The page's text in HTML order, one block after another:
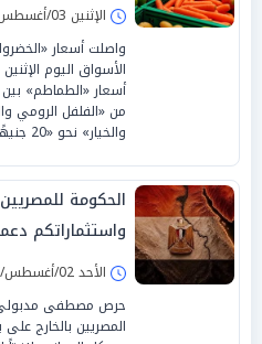
الإثنين 03/أغسطس/2026 - 08:00 ص
واصلت أسعار
من «الفلفل الرومي
والخيار» نحو «20 جنيهًا».
الحكومة
واستثماراتكم
الصمود
الأحد 02/أغسطس/2026 - 02:33 م
حرص مصطفى مدبولي،
المصريين بالخارج